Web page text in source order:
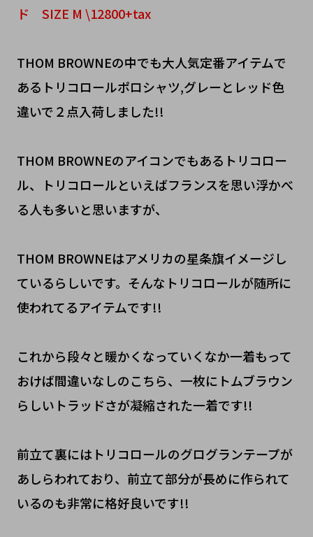
ド SIZE M \12800+tax
THOM BROWNEの中でも大人気定番アイテムで
あるトリコロールポロシャツ,グレーとレッド色
違いで２点入荷しました!!
THOM BROWNEのアイコンでもあるトリコロー
ル、トリコロールといえばフランスを思い浮かべ
る人も多いと思いますが、
THOM BROWNEはアメリカの星条旗イメージし
ているらしいです。そんなトリコロールが随所に
使われてるアイテムです!!
これから段々と暖かくなっていくなか一着もって
おけば間違いなしのこちら、一枚にトムブラウン
らしいトラッドさが凝縮された一着です!!
前立て裏にはトリコロールのグログランテープが
あしらわれており、前立て部分が長めに作られて
いるのも非常に格好良いです!!